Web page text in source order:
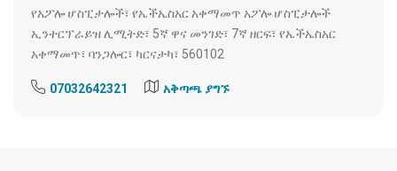
የአፖሎ ሆስፒታሎች፣ የኤችኤስአር አቀማመጥ አፖሎ ሆስፒታሎች
ኢንተርፕራይዝ ሊሚትድ፣ 5ኛ ዋና መንገድ፣ 7ኛ ዘርፍ፣ የኤችኤስአር
አቀማመጥ፣ ባንጋሎር፣ ካርናታካ፣ 560102
07032642321 አቅጣጫ ያግኙ